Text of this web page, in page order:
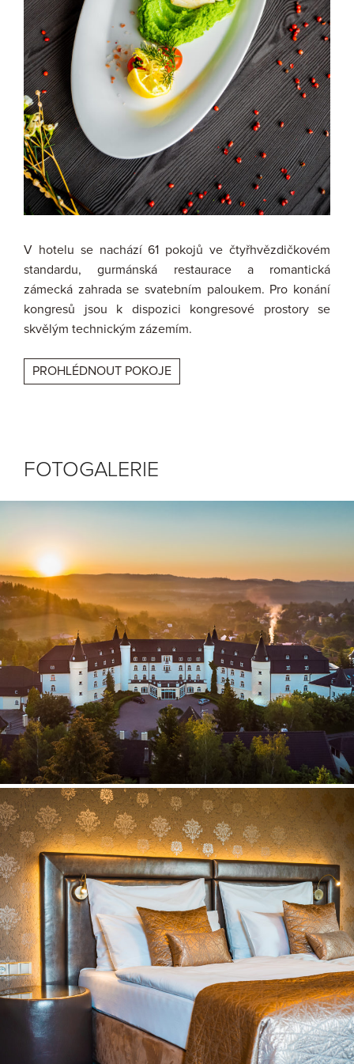
V hotelu se nachází 61 pokojů ve čtyřhvězdičkovém
standardu, gurmánská restaurace a romantická
zámecká zahrada se svatebním paloukem. Pro konání
kongresů jsou k dispozici kongresové prostory se
skvělým technickým zázemím.
PROHLÉDNOUT POKOJE
FOTOGALERIE